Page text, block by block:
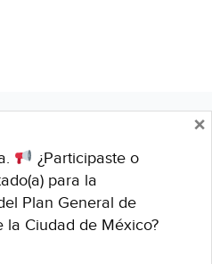
¿Participaste o
para la
Plan General de
la Ciudad de México?
×